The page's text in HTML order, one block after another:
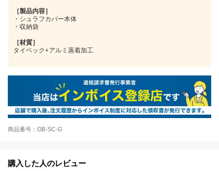
［製品内容］
・シュラフカバー本体
・収納袋
［材質］
タイベック+アルミ蒸着加工
商品番号：OB-SC-G
購入した人のレビュー